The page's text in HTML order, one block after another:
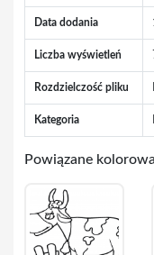
Data dodania
Liczba wyświetleń
Rozdzielczość pliku
Kategoria
Powiązane